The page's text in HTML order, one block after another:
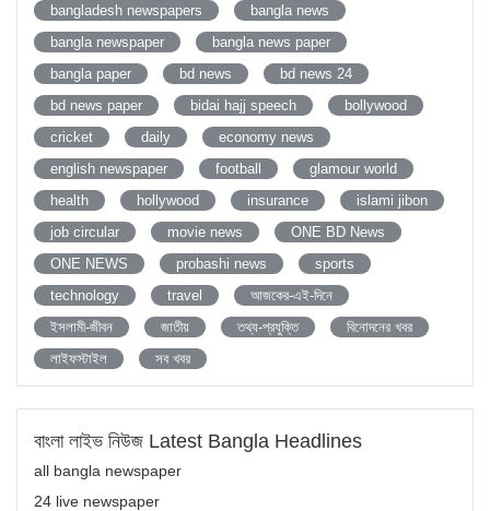
bangladesh newspapers
bangla news
bangla newspaper
bangla news paper
bangla paper
bd news
bd news 24
bd news paper
bidai hajj speech
bollywood
cricket
daily
economy news
english newspaper
football
glamour world
health
hollywood insurance
islami jibon
job circular
movie news
ONE BD News
ONE NEWS
probashi news
sports
technology
travel
আজকের-এই-দিনে
ইসলামী-জীবন
জাতীয় তথ্য-প্রযুক্তি
বিনোদনের খবর
লাইফস্টাইল
সব খবর
বাংলা লাইভ নিউজ Latest Bangla Headlines
all bangla newspaper
24 live newspaper